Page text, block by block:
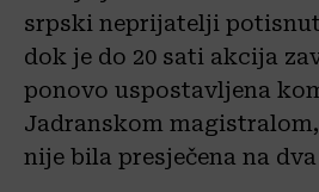
srpski neprijatelji
dok je do 20 sati akcija
ponovo uspostavljena
Jadranskom
nije bila presječena na